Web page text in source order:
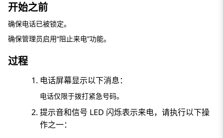
开始之前
确保电话已被锁定。
确保管理员启用“阻止来电”功能。
过程
电话屏幕显示以下消息：
电话仅限于拨打紧急号码。
提示音和信号 LED 闪烁表示来电，请执行以下操
作之一：